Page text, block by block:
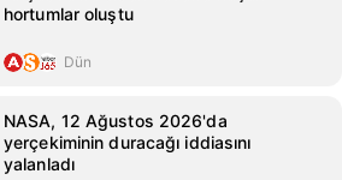
hortumlar oluştu
Dün
NASA, 12 Ağustos 2026'da
yerçekiminin duracağı iddiasını
yalanladı